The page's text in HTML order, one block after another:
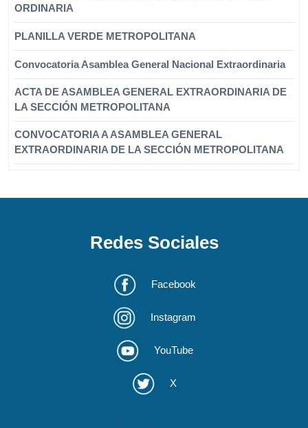
ORDINARIA
PLANILLA VERDE METROPOLITANA
Convocatoria Asamblea General Nacional Extraordinaria
ACTA DE ASAMBLEA GENERAL EXTRAORDINARIA DE
LA SECCIÓN METROPOLITANA
CONVOCATORIA A ASAMBLEA GENERAL
EXTRAORDINARIA DE LA SECCIÓN METROPOLITANA
Redes Sociales
Facebook
Instagram
YouTube
X